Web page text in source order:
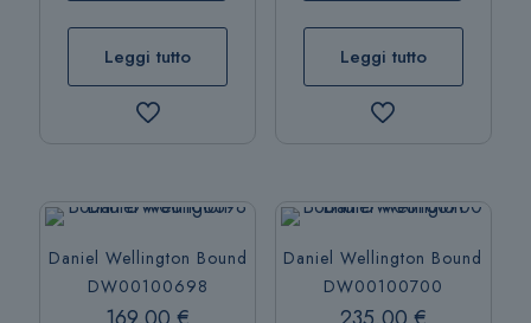
Leggi tutto Leggi tutto
Daniel Wellington Bound
DW00100698
Daniel Wellington Bound
DW00100700